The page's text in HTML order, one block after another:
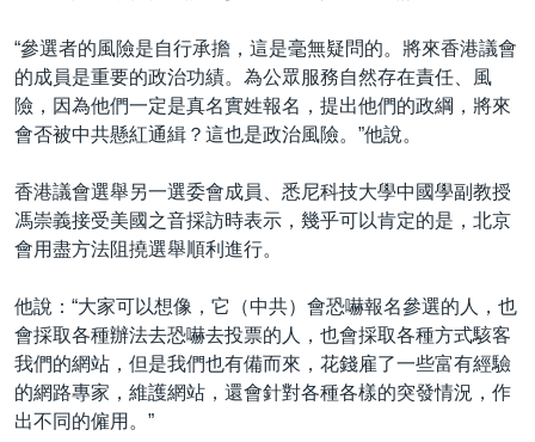
“參選者的風險是自行承擔，這是毫無疑問的。將來香港議會
的成員是重要的政治功績。為公眾服務自然存在責任、風
險，因為他們一定是真名實姓報名，提出他們的政綱，將來
會否被中共懸紅通緝？這也是政治風險。”他說。
香港議會選舉另一選委會成員、悉尼科技大學中國學副教授
馮崇義接受美國之音採訪時表示，幾乎可以肯定的是，北京
會用盡方法阻撓選舉順利進行。
他說：“大家可以想像，它（中共）會恐嚇報名參選的人，也
會採取各種辦法去恐嚇去投票的人，也會採取各種方式駭客
我們的網站，但是我們也有備而來，花錢雇了一些富有經驗
的網路專家，維護網站，還會針對各種各樣的突發情況，作
出不同的僱用。”